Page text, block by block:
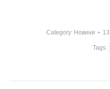
Category: Новини
Tags: